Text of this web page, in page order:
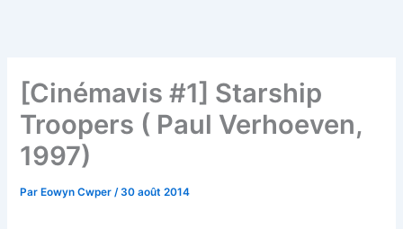
[Cinémavis #1] Starship
Troopers ( Paul Verhoeven,
1997)
ParEowyn Cwper /30 août 2014